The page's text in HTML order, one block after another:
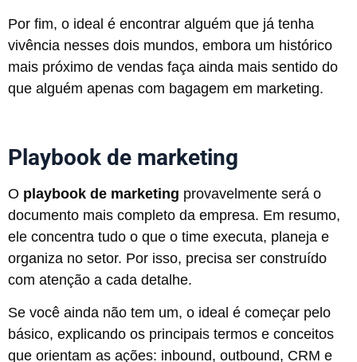
Por fim, o ideal é encontrar alguém que já tenha
vivência nesses dois mundos, embora um histórico
mais próximo de vendas faça ainda mais sentido do
que alguém apenas com bagagem em marketing.
Playbook de marketing
O playbook de marketing provavelmente será o
documento mais completo da empresa. Em resumo,
ele concentra tudo o que o time executa, planeja e
organiza no setor. Por isso, precisa ser construído
com atenção a cada detalhe.
Se você ainda não tem um, o ideal é começar pelo
básico, explicando os principais termos e conceitos
que orientam as ações: inbound, outbound, CRM e